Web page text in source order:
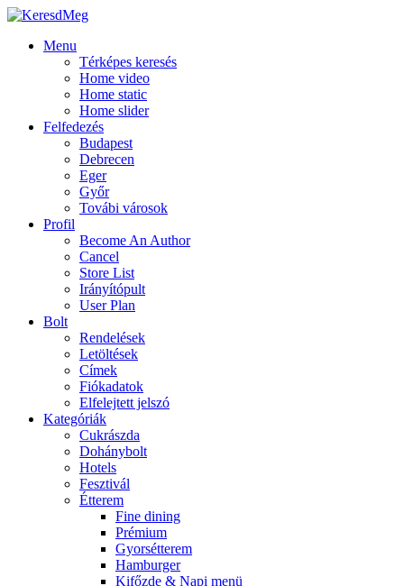
Menu
Térképes keresés
Home video
Home static
Home slider
Felfedezés
Budapest
Debrecen
Eger
Győr
Továbi városok
Profil
Become An Author
Cancel
Store List
Irányítópult
User Plan
Bolt
Rendelések
Letöltések
Címek
Fiókadatok
Elfelejtett jelszó
Kategóriák
Cukrászda
Dohánybolt
Hotels
Fesztivál
Étterem
Fine dining
Prémium
Gyorsétterem
Hamburger
Kifőzde & Napi menü